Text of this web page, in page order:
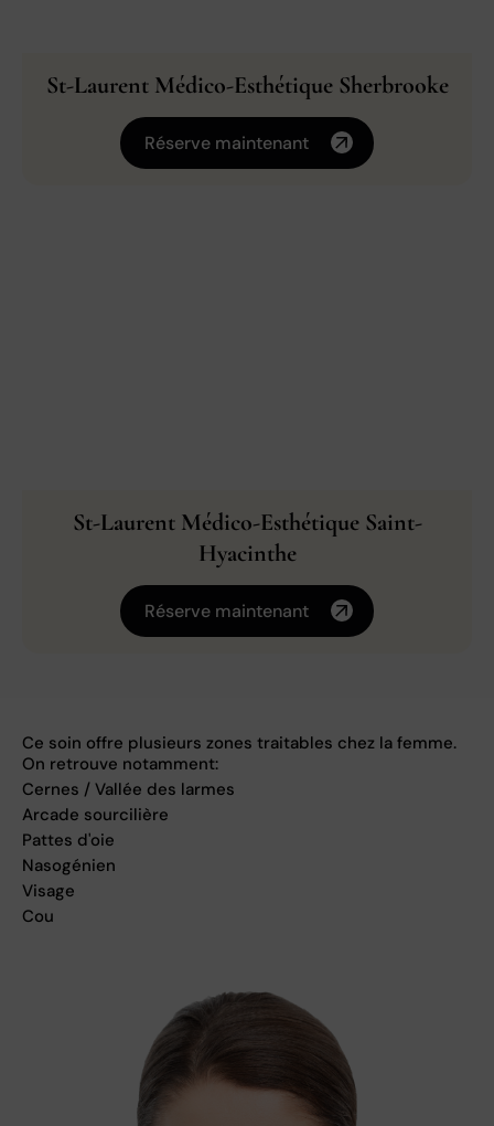
St-Laurent Médico-Esthétique Sherbrooke
Réserve maintenant
St-Laurent Médico-Esthétique Saint-
Hyacinthe
Réserve maintenant
Ce soin offre plusieurs zones traitables chez la femme.
On retrouve notamment:
Cernes / Vallée des larmes
Arcade sourcilière
Pattes d'oie
Nasogénien
Visage
Cou